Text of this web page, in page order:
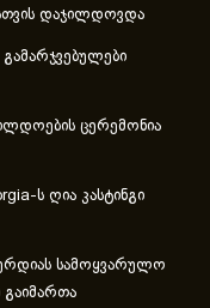
დაჯილდოვდა
ცერემონია
ს ღია კასტინგი
სამოყვარულო
გაიმართა